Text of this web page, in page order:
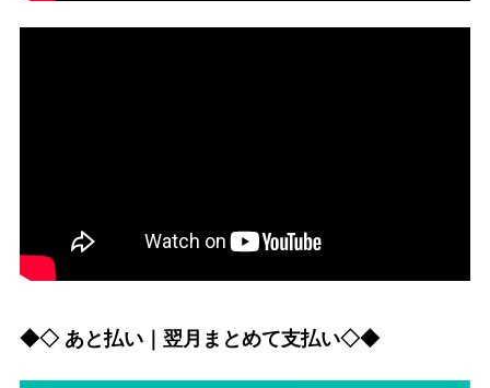
◆◇ あと払い｜翌月まとめて支払い◇◆